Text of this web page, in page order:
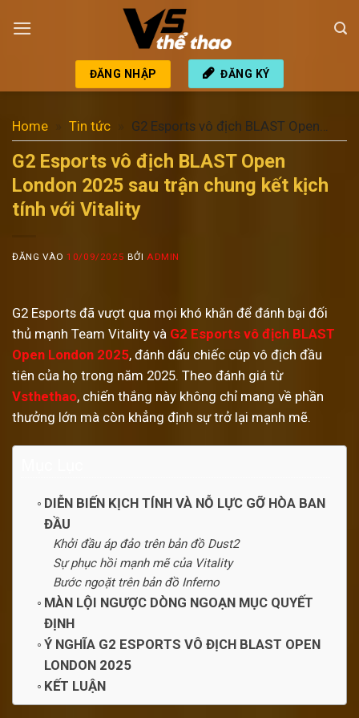
qua
ĐĂNG NHẬP ĐĂNG KÝ
Home Tin tức
G2 Esports vô địch BLAST Open
G2 Esports vô địch BLAST Open
London 2025 sau trận chung kết kịch
tính với Vitality
ĐĂNG VÀO10/09/2025 BỞI ADMIN
G2 Esports đã vượt qua mọi khó khăn để đánh bại đối
thủ mạnh Team Vitality và G2 Esports vô địch BLAST
Open London 2025, đánh dấu chiếc cúp vô địch đầu
tiên của họ trong năm 2025. Theo đánh giá từ
Vsthethao, chiến thắng này không chỉ mang về phần
thưởng lớn mà còn khẳng định sự trở lại mạnh mẽ.
DIỄN BIẾN KỊCH TÍNH VÀ NỖ LỰC GỠ HÒA BAN
ĐẦU
Khởi đầu áp đảo trên bản đồ Dust2
Sự phục hồi mạnh mẽ của Vitality
Bước ngoặt trên bản đồ Inferno
MÀN LỘI NGƯỢC DÒNG NGOẠN MỤC QUYẾT
ĐỊNH
Ý NGHĨA G2 ESPORTS VÔ ĐỊCH BLAST OPEN
LONDON 2025
KẾT LUẬN